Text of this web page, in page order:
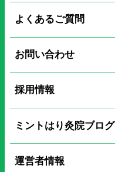
よくあるご質問
お問い合わせ
採用情報
ミントはり灸院ブログ
運営者情報